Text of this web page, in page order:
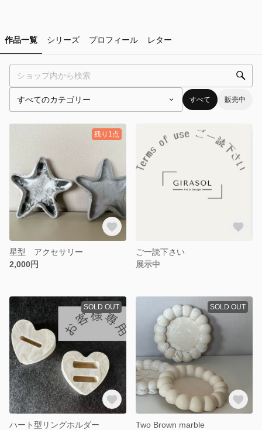
作品一覧 シリーズ プロフィール レター
すべて 販売中
残り1点
星型 アクセサリー
2,000円
ご一読下さい
展示中
SOLD OUT
ハート型リングホルダー
SOLD OUT
Two Brown marble